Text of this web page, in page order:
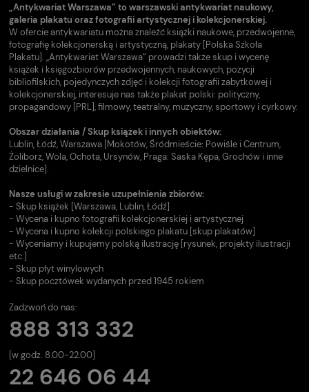
„Antykwariat Warszawa” to warszawski antykwariat naukowy,
galeria plakatu oraz fotografii artystycznej i kolekcjonerskiej.
W ofercie antykwariatu można znaleźć książki naukowe, przedwojenne,
fotografię kolekcjonerską i artystyczną, plakaty [Polska Szkoła
Plakatu]. „Antykwariat Warszawa” prowadzi także skup i wycenę
książek i księgozbiorów przedwojennych, naukowych, pozycji
bibliofilskich, pojedynczych zdjęć i kolekcji fotografii zabytkowej i
kolekcjonerskiej, interesuje nas także plakat polski: polityczny,
propagandowy [PRL], filmowy, teatralny, muzyczny, sportowy i cyrkowy.
Obszar działania / Skup książek i innych obiektów:
Lublin, Łódź, Warszawa [Mokotów, Śródmieście: Powiśle i Centrum,
Żoliborz, Wola, Ochota, Ursynów, Praga: Saska Kępa, Grochów i inne
dzielnice].
Nasze usługi w zakresie uzupełnienia zbiorów:
- Skup książek [Warszawa, Lublin, Łódź]
- Wycena i kupno fotografii kolekcjonerskiej i artystycznej
- Wycena i kupno kolekcji polskiego plakatu [skup plakatów]
- Wyceniamy i kupujemy polską ilustrację [rysunek, projekty ilustracji
etc.]
- Skup płyt winylowych
- Skup pocztówek wydanych przed 1945 rokiem
Zadzwoń do nas:
888 313 332
[w godz. 8.00-22.00]
22 646 06 44